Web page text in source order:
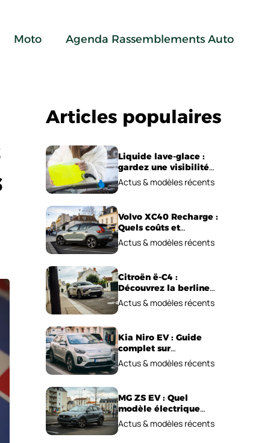
Moto Agenda Rassemblements Auto
Articles populaires
Liquide lave-glace :
gardez une visibilité
parfaite en voiture
Actus & modèles récents
Volvo XC40 Recharge :
Quels coûts et
performances
électriques ?
Actus & modèles récents
Citroën ë-C4 :
Découvrez la berline
électrique
emblématique!
Actus & modèles récents
Kia Niro EV : Guide
complet sur
l’autonomie et le prix !
Actus & modèles récents
MG ZS EV : Quel
modèle électrique
choisir pour 2026 ?
Actus & modèles récents